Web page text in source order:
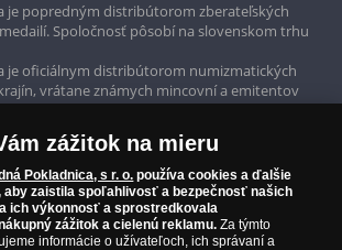
kvality
je popredným distribútorom zberateľských
Spoločnosť pôsobí na slovenskom trhu
je oficiálnym distribútorom numizmatických
vrátane známych mincovní a emitentov
mincovňa, Fínska mincovňa alebo
Perth. Spoločnosť svojim zákazníkom a
že všetky produkty sú v originálnej a v
čo je doložené aj priloženým Certifikátom
zážitok na mieru
Pokladnica, s r. o. používa cookies a ďalšie
aby zaistila spoľahlivosť a bezpečnosť našich
ich výkonnosť a sprostredkovala
zážitok a cielenú reklamu. Za týmto
informácie o užívateľoch, ich správaní a